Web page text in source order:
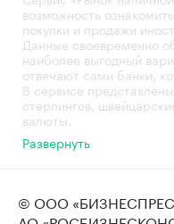
возможность
покупки и продажи
Данные своевременно
наиболее выгодный
отвечают сами банки,
В сервисе
стерлингов,
валюты.
Развернуть
© ООО